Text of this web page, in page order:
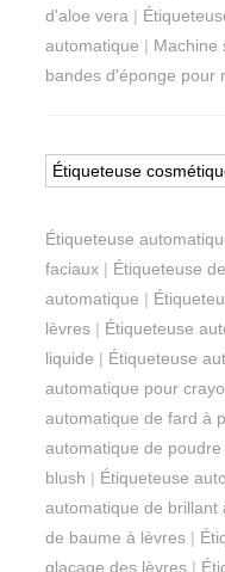
d'aloe vera |
automatique | Machine
bandes d'éponge pour
Étiqueteuse
Étiqueteuse
faciaux | Étiqueteuse
automatique |
lèvres | Étiqueteuse
liquide | Étiqueteuse
automatique pour
automatique de fard à
automatique de poudre
blush | Étiqueteuse
automatique de brillant
de baume à lèvres |
glaçage des lèvres |